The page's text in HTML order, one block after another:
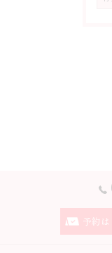
予約は